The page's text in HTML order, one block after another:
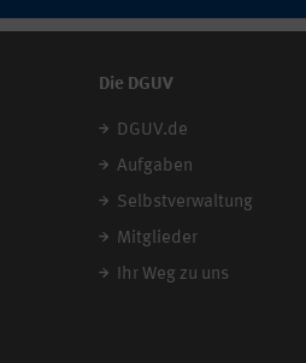
Die DGUV
DGUV.de
Aufgaben
Selbstverwaltung
Mitglieder
Ihr Weg zu uns